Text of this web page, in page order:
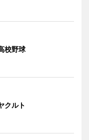
校野球
クルト